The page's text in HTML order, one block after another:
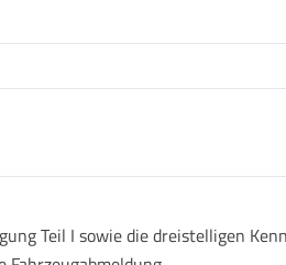
Teil I sowie die dreistelligen